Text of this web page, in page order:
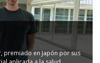
premiado en Japón por sus